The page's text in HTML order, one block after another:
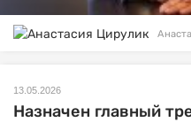
13.05.2026
Назначен главный